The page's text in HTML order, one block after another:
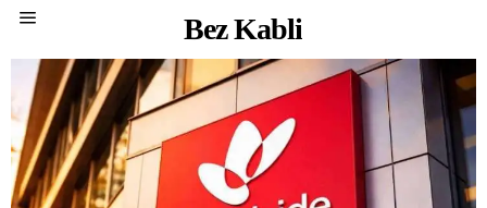
Bez Kabli